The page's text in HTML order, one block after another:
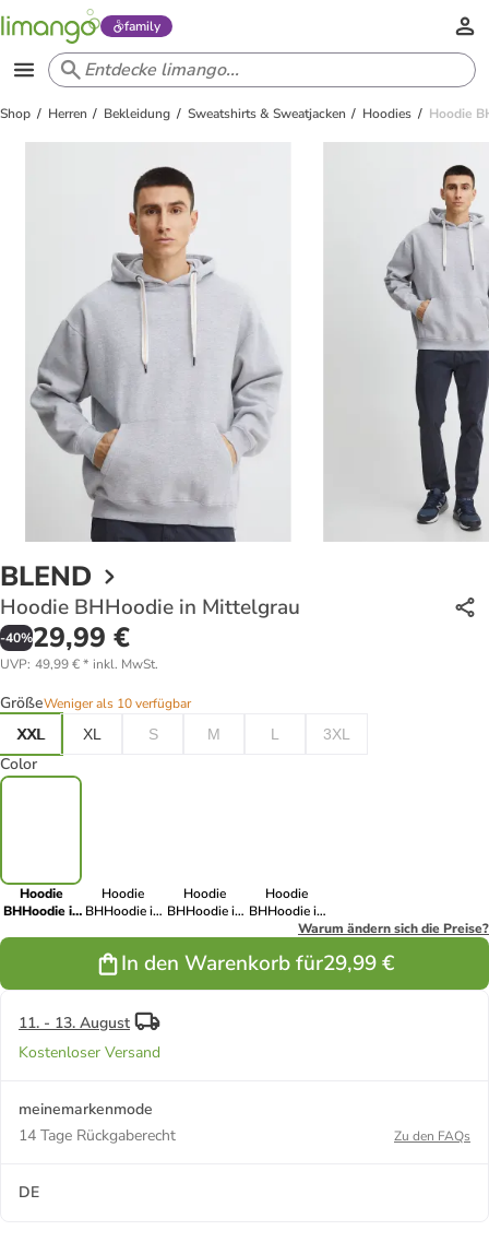
family
Shop Herren Bekleidung Sweatshirts & Sweatjacken Hoodies Hoodie
BLEND
Hoodie BHHoodie in Mittelgrau
-40%29,99 €
UVP: 49,99 €* inkl. MwSt.
GrößeWeniger als 10 verfügbar
XXL
XL S M L 3XL
Color
Hoodie
BHHoodie in
Hoodie
BHHoodie in
Hoodie
BHHoodie in
Hoodie
BHHoodie in
BlauWarum ändern sich die Preise?
In den Warenkorb für29,99 €
11. - 13. August
Kostenloser Versand
meinemarkenmode
14 Tage Rückgaberecht
Zu den FAQs
DE